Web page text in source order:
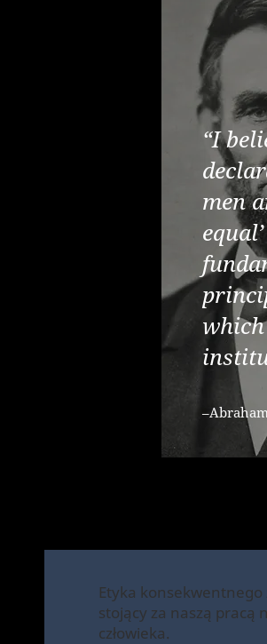
“I
men
Etyka konsekwentnego
stojący za naszą pracą
człowieka.